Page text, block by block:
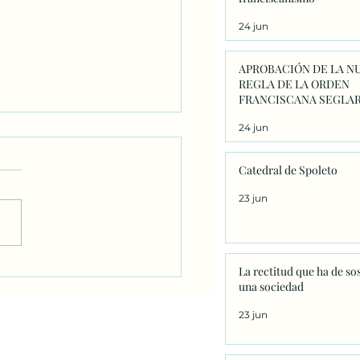
24 jun
APROBACIÓN DE LA
REGLA DE LA ORDEN
FRANCISCANA
24 jun
Catedral de Spoleto
23 jun
La rectitud que ha de
una sociedad
23 jun